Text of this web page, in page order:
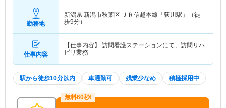
勤務地
新潟県 新潟市秋葉区 ＪＲ信越本線「荻川駅」（徒
歩9分）
仕事内容
【仕事内容】 訪問看護ステーションにて、訪問リハ
ビリ業務
駅から徒歩10分以内 車通勤可 残業少なめ 積極採用中